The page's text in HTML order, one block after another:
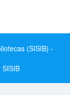
(SISIB) -